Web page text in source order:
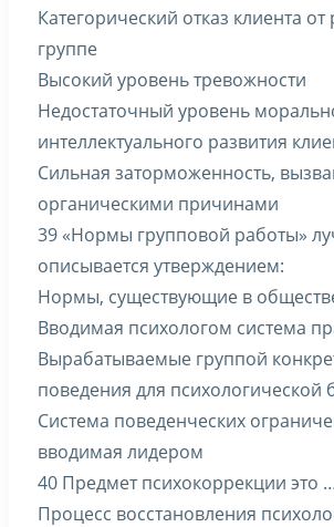
Категорический отказ клиента
группе
Высокий уровень тревожности
Недостаточный уровень
интеллектуального развития
Сильная заторможенность,
органическими причинами
39 «Нормы групповой работы»
описывается утверждением:
Нормы, существующие в
Вводимая психологом система
Вырабатываемые группой
поведения для психологической
Система поведенческих
вводимая лидером
40 Предмет психокоррекции это
Процесс восстановления